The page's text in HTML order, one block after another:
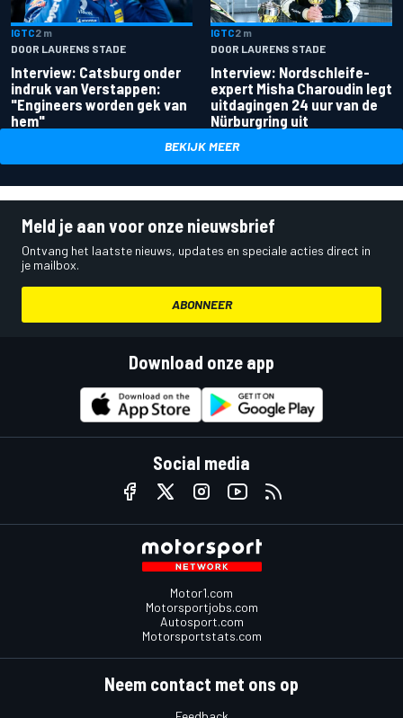
IGTC2 m
DOOR LAURENS STADE
Interview: Catsburg onder
indruk van Verstappen:
"Engineers worden gek van
hem"
IGTC2 m
DOOR LAURENS STADE
Interview: Nordschleife-
expert Misha Charoudin legt
uitdagingen 24 uur van de
Nürburgring uit
BEKIJK MEER
Meld je aan voor onze nieuwsbrief
Ontvang het laatste nieuws, updates en speciale acties direct in
je mailbox.
ABONNEER
Download onze app
Social media
Motor1.com
Motorsportjobs.com
Autosport.com
Motorsportstats.com
Neem contact met ons op